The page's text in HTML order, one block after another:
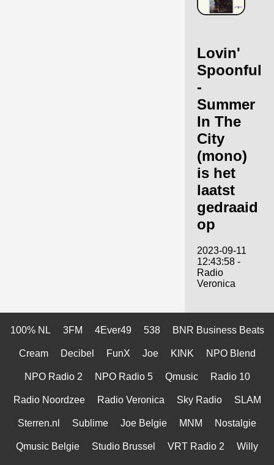
Lovin'
Spoonful
-
Summer
In The
City
(mono)
is het
laatst
gedraaid
op
2023-09-11
12:43:58 -
Radio
Veronica
100% NL 3FM 4Ever49 538 BNR Business Beats
Cream Decibel FunX Joe KINK NPO Blend
NPO Radio 2 NPO Radio 5 Qmusic Radio 10
Radio Noordzee Radio Veronica Sky Radio SLAM
Sterren.nl Sublime Joe Belgie MNM Nostalgie
Qmusic Belgie Studio Brussel VRT Radio 2 Willy